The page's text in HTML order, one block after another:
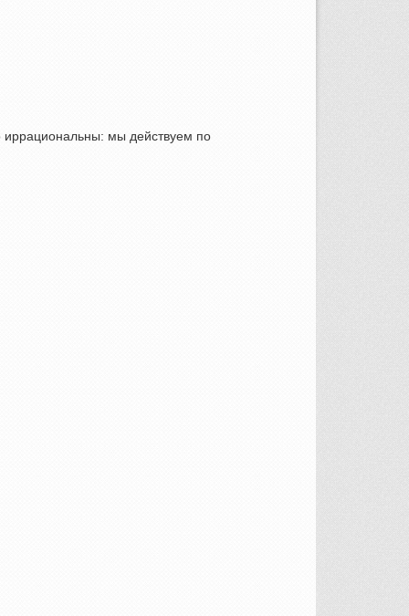
мы действуем по